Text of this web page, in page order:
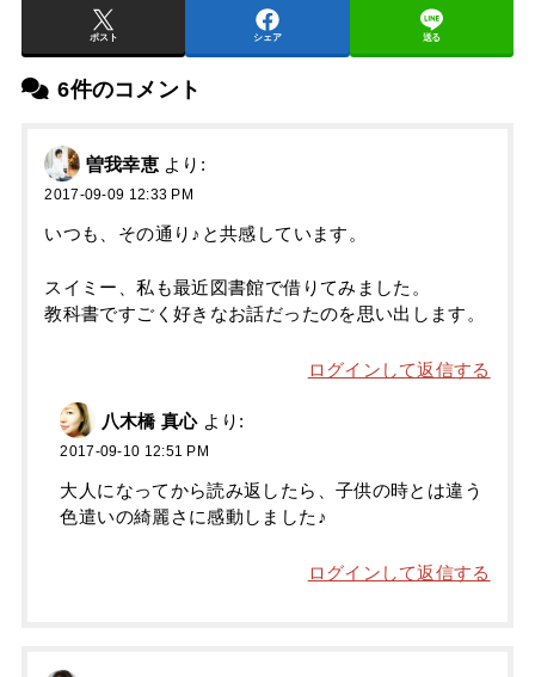
ポスト シェア 送る
6件のコメント
曽我幸恵 より:
2017-09-09 12:33 PM
いつも、その通り♪と共感しています。
スイミー、私も最近図書館で借りてみました。
教科書ですごく好きなお話だったのを思い出します。
ログインして返信する
八木橋 真心 より:
2017-09-10 12:51 PM
大人になってから読み返したら、子供の時とは違う
色遣いの綺麗さに感動しました♪
ログインして返信する